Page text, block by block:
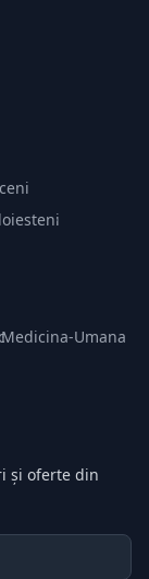
·
·Medicina-Umana
și oferte din